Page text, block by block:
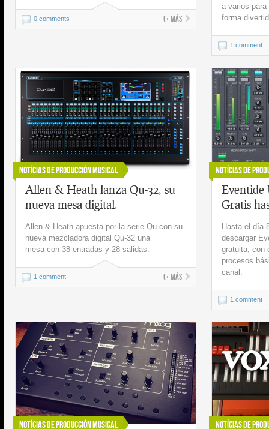
0 comments (+ más
a varios para
forma
1 comment
Notícias de Producción Musical
Allen & Heath lanza Qu-32, su
nueva mesa digital.
Allen & Heath apuesta por la serie Qu con su
nueva mezcladora digital Qu-32 una
mesa con 38 entradas y 28 salidas.
1 comment (+ más
Notícias de
Eventide
Gratis
Hasta el día
descargar
gratuita, con
procesos
canal.
1 comment
Notícias de Producción Musical Notícias de